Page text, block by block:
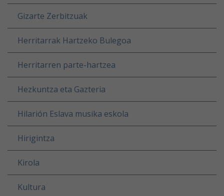
Gizarte Zerbitzuak
Herritarrak Hartzeko Bulegoa
Herritarren parte-hartzea
Hezkuntza eta Gazteria
Hilarión Eslava musika eskola
Hirigintza
Kirola
Kultura